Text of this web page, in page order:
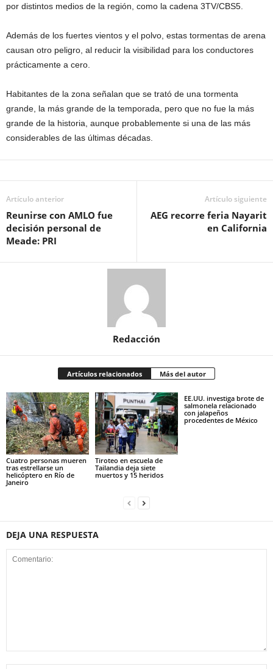
por distintos medios de la región, como la cadena 3TV/CBS5.
Además de los fuertes vientos y el polvo, estas tormentas de arena
causan otro peligro, al reducir la visibilidad para los conductores
prácticamente a cero.
Habitantes de la zona señalan que se trató de una tormenta
grande, la más grande de la temporada, pero que no fue la más
grande de la historia, aunque probablemente si una de las más
considerables de las últimas décadas.
Artículo anterior
Reunirse con AMLO fue
decisión personal de
Meade: PRI
Artículo siguiente
AEG recorre feria Nayarit
en California
Redacción
Artículos relacionados Más del autor
Cuatro personas mueren
tras estrellarse un
helicóptero en Río de
Janeiro
Tiroteo en escuela de
Tailandia deja siete
muertos y 15 heridos
EE.UU. investiga brote de
salmonela relacionado
con jalapeños
procedentes de México
DEJA UNA RESPUESTA